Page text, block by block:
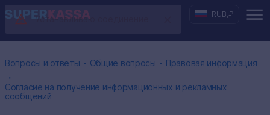
RUB,₽
Устанавливаю соединение
Вопросы и ответы ・ Общие вопросы ・ Правовая информация
・
Согласие на получение информационных и рекламных
сообщений